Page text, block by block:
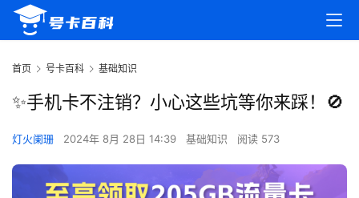
首页 号卡百科 基础知识
✨手机卡不注销？小心这些坑等你来踩！🚫
灯火阑珊 2024年 8月 28日 14:39 基础知识 阅读 573